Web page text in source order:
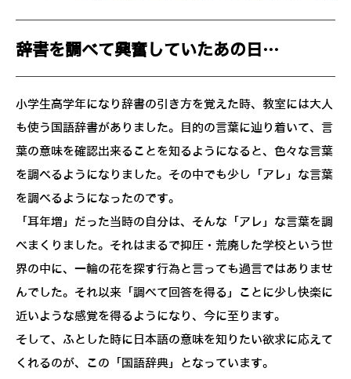
辞書を調べて興奮していたあの日…
小学生高学年になり辞書の引き方を覚えた時、教室には大人
も使う国語辞書がありました。目的の言葉に辿り着いて、言
葉の意味を確認出来ることを知るようになると、色々な言葉
を調べるようになりました。その中でも少し「アレ」な言葉
を調べるようになったのです。
「耳年増」だった当時の自分は、そんな「アレ」な言葉を調
べまくりました。それはまるで抑圧・荒廃した学校という世
界の中に、一輪の花を探す行為と言っても過言ではありませ
んでした。それ以来「調べて回答を得る」ことに少し快楽に
近いような感覚を得るようになり、今に至ります。
そして、ふとした時に日本語の意味を知りたい欲求に応えて
くれるのが、この「国語辞典」となっています。